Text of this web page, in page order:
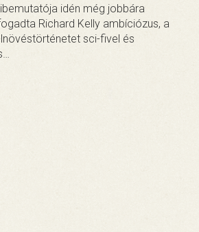
idén még jobbára
Richard Kelly ambíciózus, a
sci-fivel és